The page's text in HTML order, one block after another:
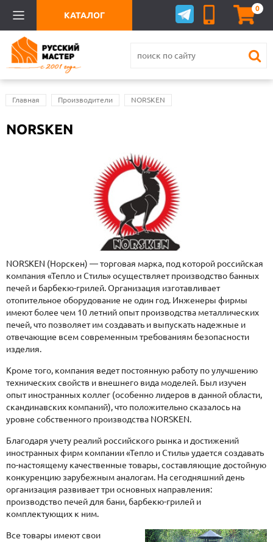
0
КАТАЛОГ
Главная Производители NORSKEN
NORSKEN
NORSKEN (Норскен) — торговая марка, под которой российская
компания «Тепло и Стиль» осуществляет производство банных
печей и барбекю-грилей. Организация изготавливает
отопительное оборудование не один год. Инженеры фирмы
имеют более чем 10 летний опыт производства металлических
печей, что позволяет им создавать и выпускать надежные и
отвечающие всем современным требованиям безопасности
изделия.
Кроме того, компания ведет постоянную работу по улучшению
технических свойств и внешнего вида моделей. Был изучен
опыт иностранных коллег (особенно лидеров в данной области,
скандинавских компаний), что положительно сказалось на
уровне собственного производства NORSKEN.
Благодаря учету реалий российского рынка и достижений
иностранных фирм компании «Тепло и Стиль» удается создавать
по-настоящему качественные товары, составляющие достойную
конкуренцию зарубежным аналогам. На сегодняшний день
организация развивает три основных направления:
производство печей для бани, барбекю-грилей и
комплектующих к ним.
Все товары имеют свои